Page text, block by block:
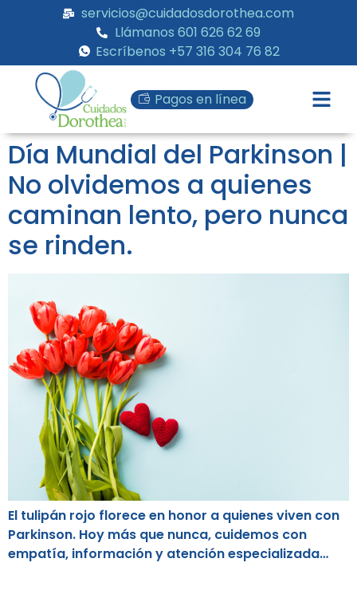
servicios@cuidadosdorothea.com
Llámanos 601 626 62 69
Escríbenos +57 316 304 76 82
Pagos en línea
Día Mundial del Parkinson |
No olvidemos a quienes
caminan lento, pero nunca
se rinden.
El tulipán rojo florece en honor a quienes viven con
Parkinson. Hoy más que nunca, cuidemos con
empatía, información y atención especializada…